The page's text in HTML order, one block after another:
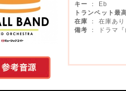
キー
： Eb
トランペット最
在庫
： 在庫あり
備考
： ドラマ